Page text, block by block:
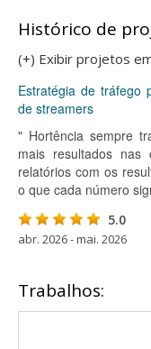
Histórico de
(+) Exibir projetos
Estratégia de tráfego
de streamers
" Hortência sempre
mais resultados nas
relatórios com os
o que cada número
5.0
abr. 2026 - mai. 2026
Trabalhos: